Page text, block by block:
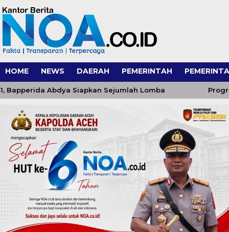
HOME NEWS DAERAH PEMERINTAH
Abdya Siapkan Sejumlah Lomba Progres